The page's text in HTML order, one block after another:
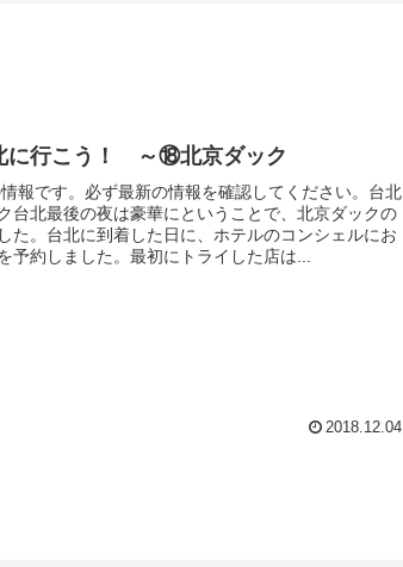
に行こう！ ～⑱北京ダック
報です。必ず最新の情報を確認してください。台北
台北最後の夜は豪華にということで、北京ダックの
た。台北に到着した日に、ホテルのコンシェルにお
予約しました。最初にトライした店は...
2018.12.04